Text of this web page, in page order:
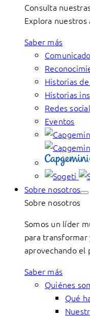
Consulta
Explora nuestros
Saber más
Historias
Historias
Redes
Eventos
Sobre nosotros
Sobre nosotros
Somos un líder
para transformar
aprovechando el
Saber más
Quiénes
Qué